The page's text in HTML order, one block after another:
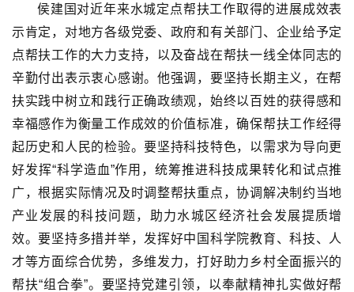
侯建国对近年来水城定点帮扶工作取得的进展成效表
示肯定，对地方各级党委、政府和有关部门、企业给予定
点帮扶工作的大力支持，以及奋战在帮扶一线全体同志的
辛勤付出表示衷心感谢。他强调，要坚持长期主义，在帮
扶实践中树立和践行正确政绩观，始终以百姓的获得感和
幸福感作为衡量工作成效的价值标准，确保帮扶工作经得
起历史和人民的检验。要坚持科技特色，以需求为导向更
好发挥“科学造血”作用，统筹推进科技成果转化和试点推
广，根据实际情况及时调整帮扶重点，协调解决制约当地
产业发展的科技问题，助力水城区经济社会发展提质增
效。要坚持多措并举，发挥好中国科学院教育、科技、人
才等方面综合优势，多维发力，打好助力乡村全面振兴的
帮扶“组合拳”。要坚持党建引领，以奉献精神扎实做好帮